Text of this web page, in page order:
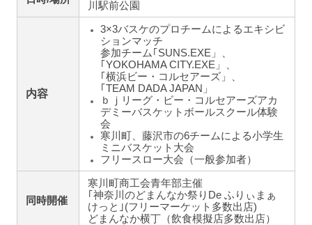
川駅前公園
内容
3×3バスケのプロチームによるエキシビ
ションマッチ
参加チーム ｢SUNS.EXE」、
｢YOKOHAMA CITY.EXE」、
｢横浜ビー・コルセアーズ」、
｢TEAM DADA JAPAN」
ｂｊリーグ・ビー・コルセアーズアカ
デミーバスケットボールスクール体験
会
寒川町、藤沢市の6チームによる小学生
ミニバスケット大会
フリースロー大会（一般参加者）
同時開催
寒川町商工会青年部主催
｢神奈川のどまんなか祭りDe ふりぃまぁ
けっと｣(フリーマーケット多数出店)
どまんなか横丁（飲食模擬店多数出店）